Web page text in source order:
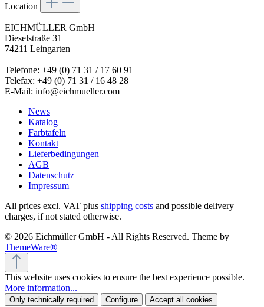
Location
EICHMÜLLER GmbH
Dieselstraße 31
74211 Leingarten
Telefone: +49 (0) 71 31 / 17 60 91
Telefax: +49 (0) 71 31 / 16 48 28
E-Mail: info@eichmueller.com
News
Katalog
Farbtafeln
Kontakt
Lieferbedingungen
AGB
Datenschutz
Impressum
All prices excl. VAT plus shipping costs and possible delivery
charges, if not stated otherwise.
© 2026 Eichmüller GmbH - All Rights Reserved. Theme by
ThemeWare®
This website uses cookies to ensure the best experience possible.
More information...
Only technically required Configure Accept all cookies